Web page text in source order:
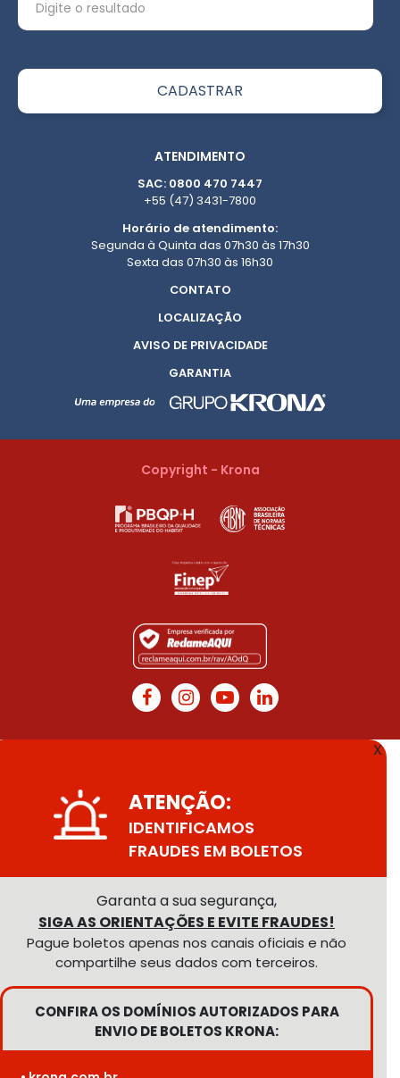
ATENDIMENTO
SAC: 0800 470 7447
+55 (47) 3431-7800
Horário de atendimento:
Segunda à Quinta das 07h30 às 17h30
Sexta das 07h30 às 16h30
CONTATO
LOCALIZAÇÃO
AVISO DE PRIVACIDADE
GARANTIA
Copyright - Krona
X
ATENÇÃO:
IDENTIFICAMOS
FRAUDES EM BOLETOS
Garanta a sua segurança,
SIGA AS ORIENTAÇÕES E EVITE FRAUDES!
Pague boletos apenas nos canais oficiais e não
compartilhe seus dados com terceiros.
CONFIRA OS DOMÍNIOS AUTORIZADOS PARA
ENVIO DE BOLETOS KRONA: